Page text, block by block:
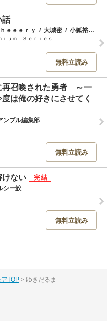
話
ｅｅｅｒｙ / 大城密 / 小狐裕介
ｉｕｍ Ｓｅｒｉｅｓ
無料立読み
再召喚された勇者 ～一
は俺の好きにさせてく
ンブル編集部
無料立読み
けない
シー鮫
無料立読み
TOP ゆきだるま